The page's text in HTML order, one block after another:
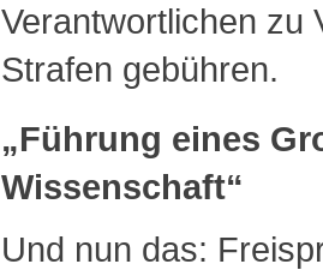
Verantwortlichen zu
Strafen gebühren.
„Führung eines
Wissenschaft“
Und nun das: